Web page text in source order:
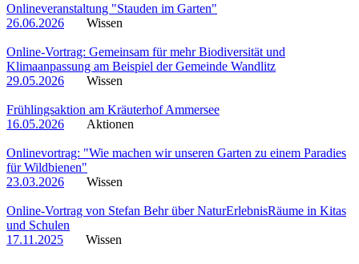
Onlineveranstaltung "Stauden im Garten"
26.06.2026
Wissen
Online-Vortrag: Gemeinsam für mehr Biodiversität und
Klimaanpassung am Beispiel der Gemeinde Wandlitz
29.05.2026
Wissen
Frühlingsaktion am Kräuterhof Ammersee
16.05.2026
Aktionen
Onlinevortrag: "Wie machen wir unseren Garten zu einem Paradies
für Wildbienen"
23.03.2026
Wissen
Online-Vortrag von Stefan Behr über NaturErlebnisRäume in Kitas
und Schulen
17.11.2025
Wissen